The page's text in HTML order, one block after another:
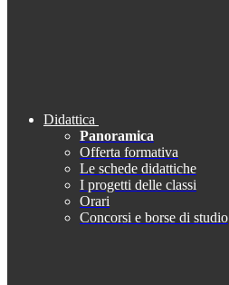
Didattica
Panoramica
Offerta formativa
Le schede didattiche
I progetti delle classi
Orari
Concorsi e borse di studio